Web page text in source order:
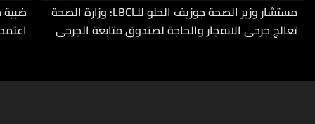
مستشار وزير الصحة جوزيف الحلو للـLBCI: وزارة الصحة
تعالج جرحى الانفجار والحاجة لصندوق متابعة الجرحى
ضبية